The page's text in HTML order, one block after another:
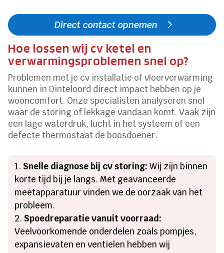
Direct contact opnemen
Hoe lossen wij cv ketel en
verwarmingsproblemen snel op?
Problemen met je cv installatie of vloerverwarming
kunnen in Dinteloord direct impact hebben op je
wooncomfort. Onze specialisten analyseren snel
waar de storing of lekkage vandaan komt. Vaak zijn
een lage waterdruk, lucht in het systeem of een
defecte thermostaat de boosdoener.
Snelle diagnose bij cv storing: Wij zijn binnen
korte tijd bij je langs. Met geavanceerde
meetapparatuur vinden we de oorzaak van het
probleem.
Spoedreparatie vanuit voorraad:
Veelvoorkomende onderdelen zoals pompjes,
expansievaten en ventielen hebben wij